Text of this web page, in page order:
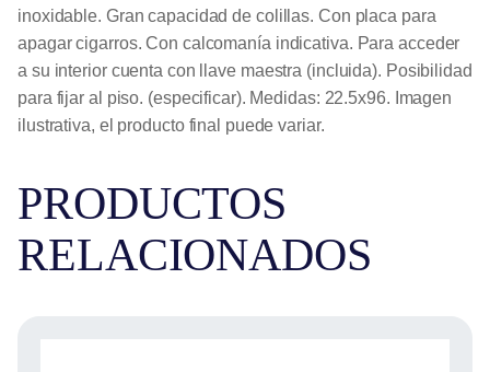
inoxidable. Gran capacidad de colillas. Con placa para
apagar cigarros. Con calcomanía indicativa. Para acceder
a su interior cuenta con llave maestra (incluida). Posibilidad
para fijar al piso. (especificar). Medidas: 22.5x96. Imagen
ilustrativa, el producto final puede variar.
PRODUCTOS
RELACIONADOS